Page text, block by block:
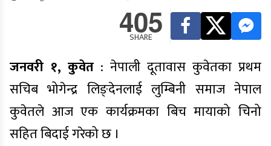
405
SHARE
जनवरी १, कुवेत : नेपाली दूतावास कुवेतका प्रथम
सचिब भोगेन्द्र लिङ्देनलाई लुम्बिनी समाज नेपाल
कुवेतले आज एक कार्यक्रमका बिच मायाको चिनो
सहित बिदाई गरेको छ ।